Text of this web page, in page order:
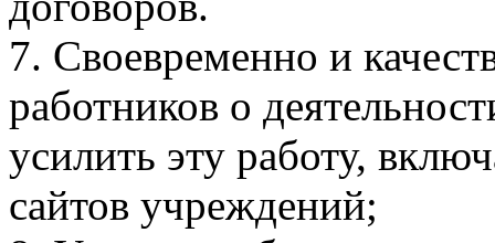
7. Своевременно и
работников о
усилить эту работу,
сайтов учреждений;